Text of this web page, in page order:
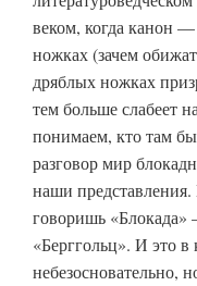
веком, когда канон
ножках (зачем
дряблых ножках
тем больше слабеет
понимаем, кто там
разговор мир
наши
говоришь «Блокада»
«Берггольц». И это в
небезосновательно,